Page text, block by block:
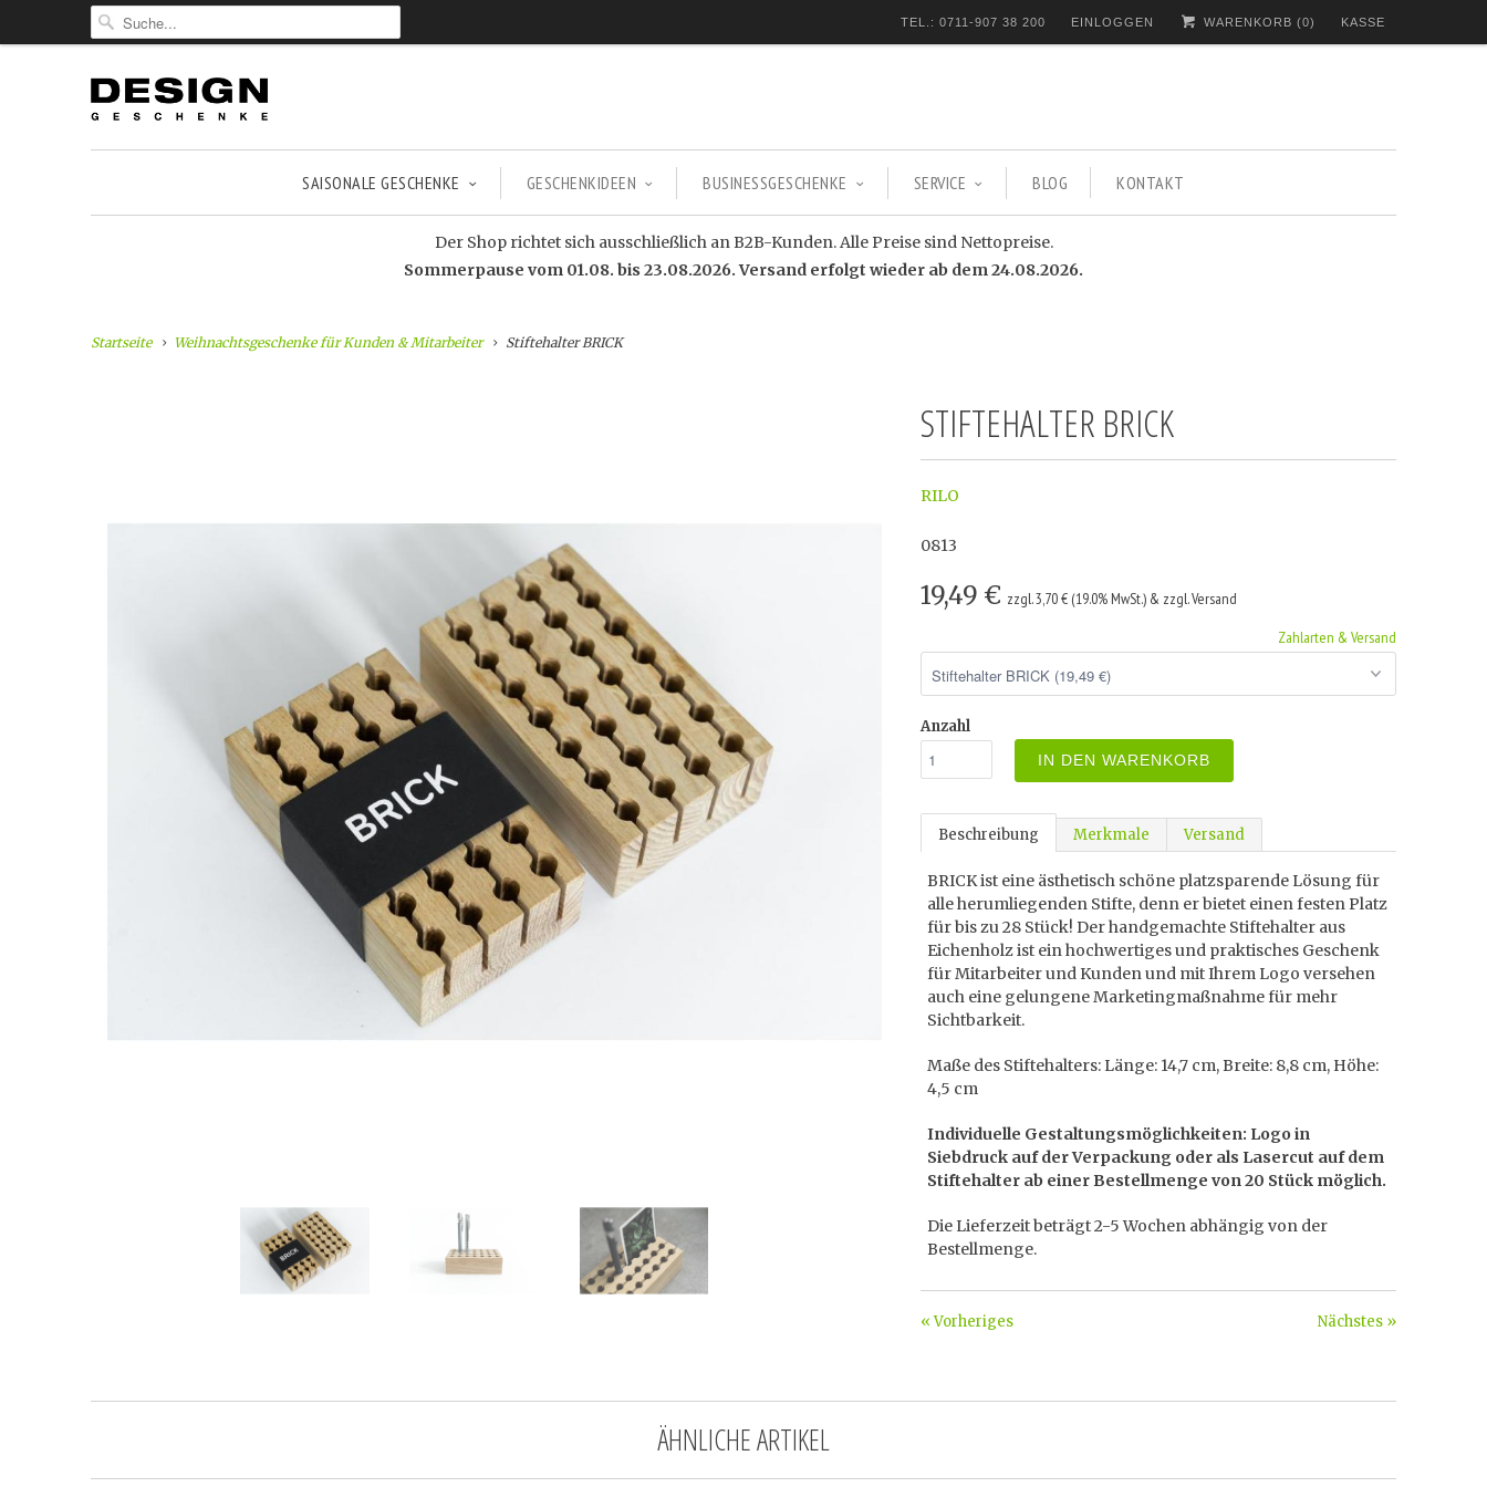
TEL.: 0711-907 38 200 EINLOGGEN WARENKORB (0) KASSE
SAISONALE GESCHENKE GESCHENKIDEEN BUSINESSGESCHENKE SERVICE BLOG KONTAKT
Der Shop richtet sich ausschließlich an B2B-Kunden. Alle Preise sind Nettopreise.
Sommerpause vom 01.08. bis 23.08.2026. Versand erfolgt wieder ab dem 24.08.2026.
Startseite Weihnachtsgeschenke für Kunden & Mitarbeiter Stiftehalter BRICK
STIFTEHALTER BRICK
RILO
0813
19,49 € zzgl. 3,70 € (19.0% MwSt.) & zzgl. Versand
Zahlarten & Versand
Anzahl
IN DEN WARENKORB
Beschreibung Merkmale Versand
BRICK ist eine ästhetisch schöne platzsparende Lösung für
alle herumliegenden Stifte, denn er bietet einen festen Platz
für bis zu 28 Stück! Der handgemachte Stiftehalter aus
Eichenholz ist ein hochwertiges und praktisches Geschenk
für Mitarbeiter und Kunden und mit Ihrem Logo versehen
auch eine gelungene Marketingmaßnahme für mehr
Sichtbarkeit.
Maße des Stiftehalters: Länge: 14,7 cm, Breite: 8,8 cm, Höhe:
4,5 cm
Individuelle Gestaltungsmöglichkeiten: Logo in
Siebdruck auf der Verpackung oder als Lasercut auf dem
Stiftehalter ab einer Bestellmenge von 20 Stück möglich.
Die Lieferzeit beträgt 2-5 Wochen abhängig von der
Bestellmenge.
Nächstes »
« Vorheriges
ÄHNLICHE ARTIKEL